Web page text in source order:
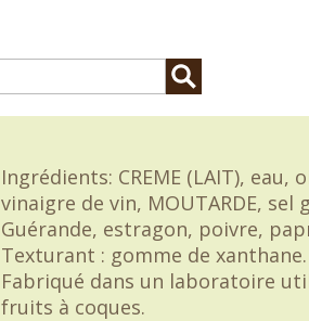
Ingrédients: CREME (LAIT), eau,
vinaigre de vin, MOUTARDE, sel
Guérande, estragon, poivre,
Texturant : gomme de xanthane.
Fabriqué dans un laboratoire
fruits à coques.